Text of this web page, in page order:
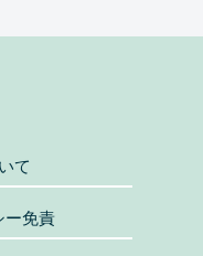
て
ー免責